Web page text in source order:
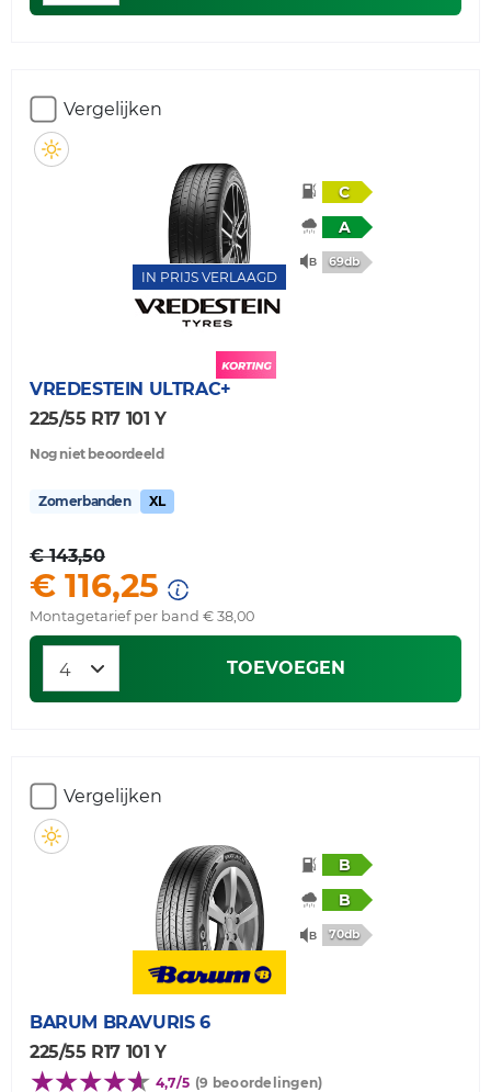
Vergelijken
IN PRIJS VERLAAGD
C
A
69db
VREDESTEIN ULTRAC+
225/55 R17 101 Y
Nog niet beoordeeld
Zomerbanden XL
€ 143,50
€ 116,25
Montagetarief per band € 38,00
TOEVOEGEN
Vergelijken
B
B
70db
BARUM BRAVURIS 6
225/55 R17 101 Y
4,7/5 (9 beoordelingen)